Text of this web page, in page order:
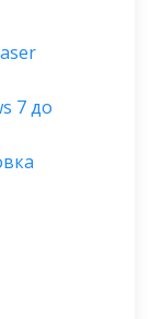
7 до